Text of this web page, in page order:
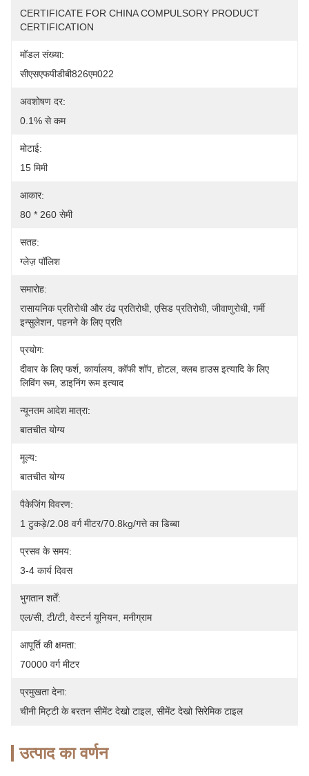
CERTIFICATE FOR CHINA COMPULSORY PRODUCT
CERTIFICATION
मॉडल संख्या:
सीएसएफपीडीबी826एम022
अवशोषण दर:
0.1% से कम
मोटाई:
15 मिमी
आकार:
80 * 260 सेमी
सतह:
ग्लेज़ पॉलिश
समारोह:
रासायनिक प्रतिरोधी और ठंढ प्रतिरोधी, एसिड प्रतिरोधी, जीवाणुरोधी, गर्मी
इन्सुलेशन, पहनने के लिए प्रति
प्रयोग:
दीवार के लिए फर्श, कार्यालय, कॉफी शॉप, होटल, क्लब हाउस इत्यादि के लिए
लिविंग रूम, डाइनिंग रूम इत्याद
न्यूनतम आदेश मात्रा:
बातचीत योग्य
मूल्य:
बातचीत योग्य
पैकेजिंग विवरण:
1 टुकड़े/2.08 वर्ग मीटर/70.8kg/गत्ते का डिब्बा
प्रसव के समय:
3-4 कार्य दिवस
भुगतान शर्तें:
एल/सी, टी/टी, वेस्टर्न यूनियन, मनीग्राम
आपूर्ति की क्षमता:
70000 वर्ग मीटर
प्रमुखता देना:
चीनी मिट्टी के बरतन सीमेंट देखो टाइल, सीमेंट देखो सिरेमिक टाइल
उत्पाद का वर्णन